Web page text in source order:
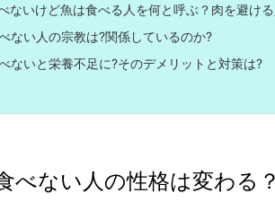
ないけど魚は食べる人を何と呼ぶ？肉を避け
ない人の宗教は?関係しているのか?
ないと栄養不足に?そのデメリットと対策は?
べない人の性格は変わる